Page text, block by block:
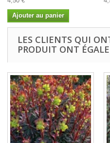
Ajouter au panier
LES CLIENTS QUI
PRODUIT ONT